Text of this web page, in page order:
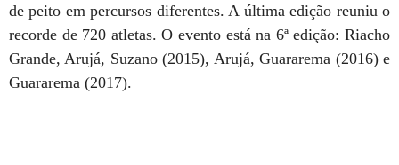
de peito em percursos diferentes. A última edição reuniu o
recorde de 720 atletas. O evento está na 6ª edição: Riacho
Grande, Arujá, Suzano (2015), Arujá, Guararema (2016) e
Guararema (2017).